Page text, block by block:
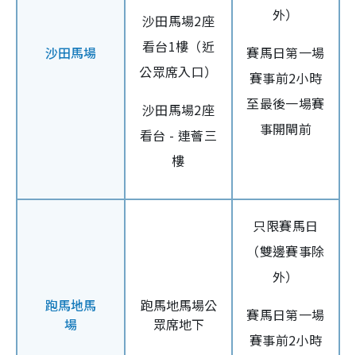
沙田馬場
沙田馬場2座
看台1樓（近
公眾席入口）
沙田馬場2座
看台 - 連薈三
樓
外）
賽馬日第一場
賽事前2小時
至最後一場賽
事開閘前
跑馬地馬
場
跑馬地馬場公
眾席地下
只限賽馬日
（雙邊賽事除
外）
賽馬日第一場
賽事前2小時